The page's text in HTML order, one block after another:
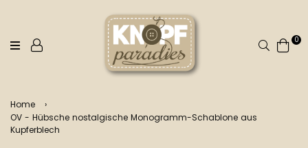
Suchen
0
Home
›
OV - Hübsche nostalgische Monogramm-Schablone aus
Kupferblech